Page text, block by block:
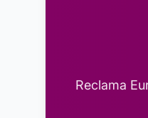
Reclama